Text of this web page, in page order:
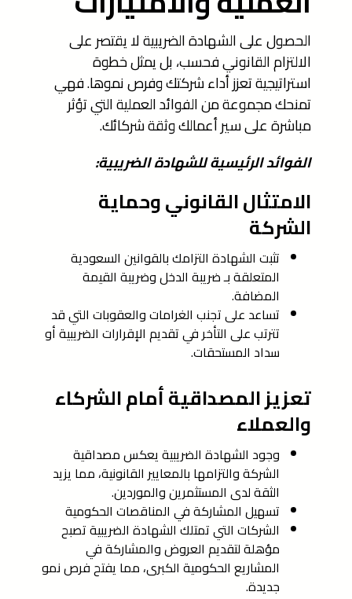
الحصول على الشهادة الضريبية لا يقتصر على
الالتزام القانوني فحسب، بل يمثل خطوة
استراتيجية تعزز أداء شركتك وفرص نموها. فهي
تمنحك مجموعة من الفوائد العملية التي تؤثر
مباشرة على سير أعمالك وثقة شركائك.
الفوائد الرئيسية للشهادة الضريبية:
الامتثال القانوني وحماية
الشركة
تثبت الشهادة التزامك بالقوانين السعودية
المتعلقة بـ ضريبة الدخل وضريبة القيمة
المضافة.
تساعد على تجنب الغرامات والعقوبات التي قد
تترتب على التأخر في تقديم الإقرارات الضريبية أو
سداد المستحقات.
تعزيز المصداقية أمام الشركاء
والعملاء
وجود الشهادة الضريبية يعكس مصداقية
الشركة والتزامها بالمعايير القانونية، مما يزيد
الثقة لدى المستثمرين والموردين.
تسهيل المشاركة في المناقصات الحكومية
الشركات التي تمتلك الشهادة الضريبية تصبح
مؤهلة لتقديم العروض والمشاركة في
المشاريع الحكومية الكبرى، مما يفتح فرص نمو
جديدة.